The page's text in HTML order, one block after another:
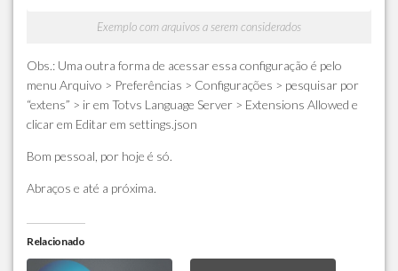
Exemplo com arquivos a serem considerados
Obs.: Uma outra forma de acessar essa configuração é pelo
menu Arquivo > Preferências > Configurações > pesquisar por
“extens” > ir em Totvs Language Server > Extensions Allowed e
clicar em Editar em settings.json
Bom pessoal, por hoje é só.
Abraços e até a próxima.
Relacionado